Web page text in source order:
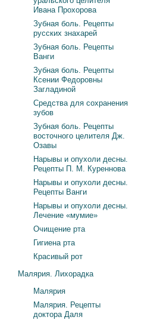
Ивана Прохорова
Зубная боль. Рецепты
русских знахарей
Зубная боль. Рецепты
Ванги
Зубная боль. Рецепты
Ксении Федоровны
Загладиной
Средства для сохранения
зубов
Зубная боль. Рецепты
восточного целителя Дж.
Озавы
Нарывы и опухоли десны.
Рецепты П. М. Куреннова
Нарывы и опухоли десны.
Рецепты Ванги
Нарывы и опухоли десны.
Лечение «мумие»
Очищение рта
Гигиена рта
Красивый рот
Малярия. Лихорадка
Малярия
Малярия. Рецепты
доктора Даля